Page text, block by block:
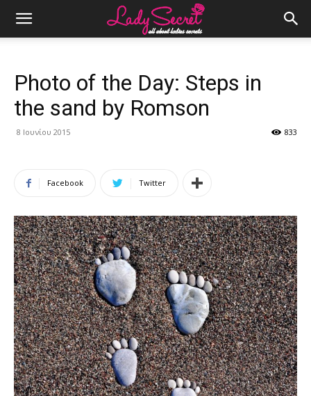
Photo of the Day: Steps in
the sand by Romson
8 Ιουνίου 2015 833
Facebook Twitter